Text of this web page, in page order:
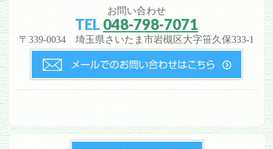
お問い合わせ
TEL 048-798-7071
〒339-0034 埼玉県さいたま市岩槻区大字笹久保333-1